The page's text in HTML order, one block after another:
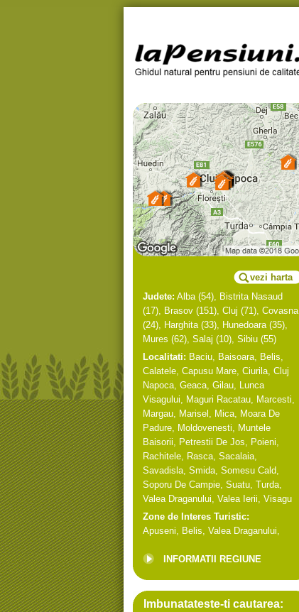
vezi harta
Judete: Alba(54), Bistrita Nasaud
(17), Brasov (151), Cluj (71), Covasna
(24), Harghita(33), Hunedoara(35),
Mures (62), Salaj (10), Sibiu (55)
Localitati: Baciu, Baisoara, Belis,
Calatele, Capusu Mare, Ciurila, Cluj
Napoca, Geaca, Gilau, Lunca
Visagului, Maguri Racatau, Marcesti,
Margau, Marisel , Mica, Moara De
Padure, Moldovenesti, Muntele
Baisorii, Petrestii De Jos, Poieni,
Rachitele, Rasca, Sacalaia,
Savadisla, Smida, Somesu Cald,
Soporu De Campie, Suatu, Turda,
Valea Draganului, Valea Ierii, Visagu
Zone de Interes Turistic:
Apuseni, Belis, Valea Draganului,
INFORMATII REGIUNE
Imbunatateste-ti cautarea: